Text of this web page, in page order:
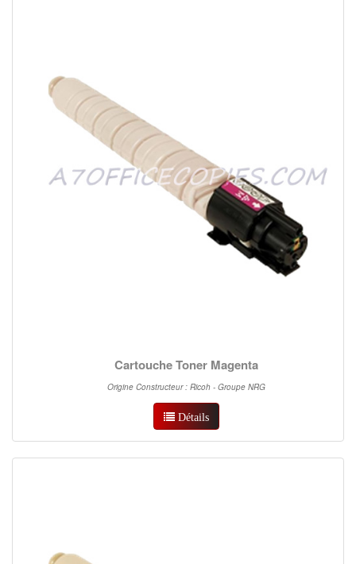
Cartouche Toner Magenta
Origine Constructeur : Ricoh - Groupe NRG
Détails